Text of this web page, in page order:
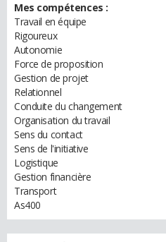
Mes compétences :
Travail en équipe
Rigoureux
Autonomie
Force de proposition
Gestion de projet
Relationnel
Conduite du changement
Organisation du travail
Sens du contact
Sens de l'initiative
Logistique
Gestion financière
Transport
As400